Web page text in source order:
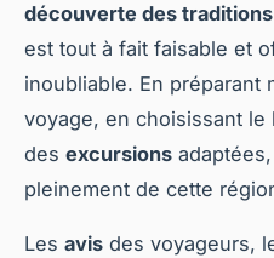
découverte des
est tout à fait faisable et
inoubliable. En préparant
voyage, en choisissant le
des excursions
pleinement de cette
Les avis des voyageurs,